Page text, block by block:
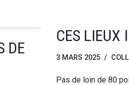
DE
CES LIEUX
3 MARS 2025
Pas de loin de 80